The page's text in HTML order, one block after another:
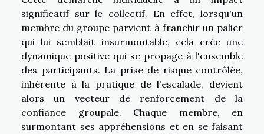
significatif sur le collectif. En effet, lorsqu'un
membre du groupe parvient à franchir un palier
qui lui semblait insurmontable, cela crée une
dynamique positive qui se propage à l'ensemble
des participants. La prise de risque contrôlée,
inhérente à la pratique de l'escalade, devient
alors un vecteur de renforcement de la
confiance groupale. Chaque membre, en
surmontant ses appréhensions et en se faisant